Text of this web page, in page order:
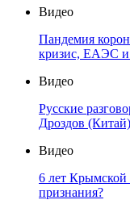
Видео
Пандемия
кризис, ЕАЭС и
Видео
Русские
Дроздов (Китай)
Видео
6 лет Крымской
признания?